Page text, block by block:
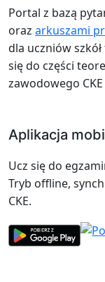
Portal z bazą
oraz arkuszami
dla uczniów
się do części
zawodowego
Aplikacja
Ucz się do
Tryb offline,
CKE.